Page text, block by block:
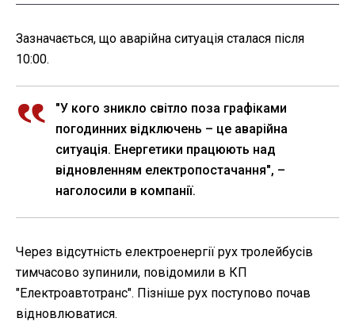
Зазначається, що аварійна ситуація сталася після
10:00.
"У кого зникло світло поза графіками
погодинних відключень – це аварійна
ситуація. Енергетики працюють над
відновленням електропостачання", –
наголосили в компанії.
Через відсутність електроенергії рух тролейбусів
тимчасово зупинили, повідомили в КП
"Електроавтотранс". Пізніше рух поступово почав
відновлюватися.